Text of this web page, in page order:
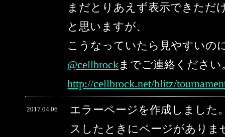
まだとりあえず表示できただ
と思いますが、
こうなっていたら見やすいの
@cellbrockまでご連絡ください
http://cellbrock.net/blitz/
2017.04.06
エラーページを作成しました
スしたときにページがありま